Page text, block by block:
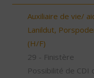
Auxiliaire de vie/
Lanildut,
(H/F)
29 - Finistère
Possibilité de CDI